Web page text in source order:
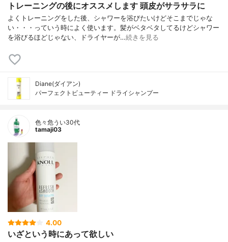
トレーニングの後にオススメします 頭皮がサラサラに
よくトレーニングをした後、シャワーを浴びたいけどそこまでじゃな
い・・・っていう時によく使います。髪がベタベタしてるけどシャワー
を浴びるほどじゃない、ドライヤーが…続きを見る
Diane(ダイアン)
パーフェクトビューティー ドライシャンプー
色々危うい30代
tamaji03
4.00
いざという時にあって欲しい